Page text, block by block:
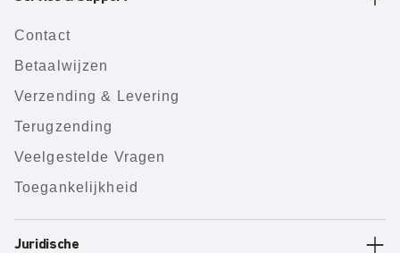
Contact
Betaalwijzen
Verzending & Levering
Terugzending
Veelgestelde Vragen
Toegankelijkheid
Juridische